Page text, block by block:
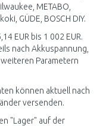
METABO,
GÜDE, BOSCH DIY.
EUR bis 1 002 EUR.
nach Akkuspannung,
Parametern
können aktuell nach
versenden.
"Lager" auf der